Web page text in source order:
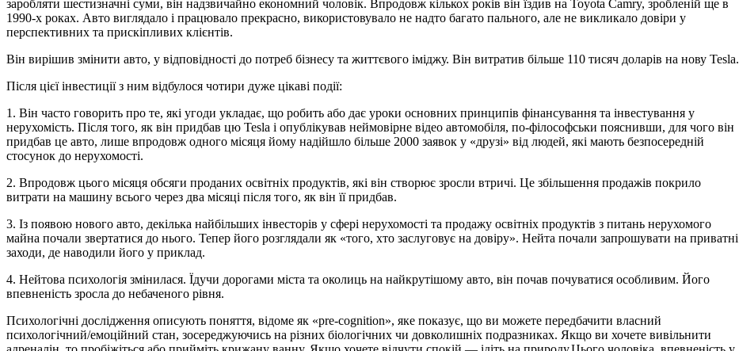
заробляти шестизначні суми, він надзвичайно економний чоловік. Впродовж кількох років він їздив на Toyota Camry, зробленій ще в
1990-х роках. Авто виглядало і працювало прекрасно, використовувало не надто багато пального, але не викликало довіри у
перспективних та прискіпливих клієнтів.
Він вирішив змінити авто, у відповідності до потреб бізнесу та життєвого іміджу. Він витратив більше 110 тисяч доларів на нову Tesla.
Після цієї інвестиції з ним відбулося чотири дуже цікаві події:
1. Він часто говорить про те, які угоди укладає, що робить або дає уроки основних принципів фінансування та інвестування у
нерухомість. Після того, як він придбав цю Tesla і опублікував неймовірне відео автомобіля, по-філософськи пояснивши, для чого він
придбав це авто, лише впродовж одного місяця йому надійшло більше 2000 заявок у «друзі» від людей, які мають безпосередній
стосунок до нерухомості.
2. Впродовж цього місяця обсяги проданих освітніх продуктів, які він створює зросли втричі. Це збільшення продажів покрило
витрати на машину всього через два місяці після того, як він її придбав.
3. Із появою нового авто, декілька найбільших інвесторів у сфері нерухомості та продажу освітніх продуктів з питань нерухомого
майна почали звертатися до нього. Тепер його розглядали як «того, хто заслуговує на довіру». Нейта почали запрошувати на приватні
заходи, де наводили його у приклад.
4. Нейтова психологія змінилася. Їдучи дорогами міста та околиць на найкрутішому авто, він почав почуватися особливим. Його
впевненість зросла до небаченого рівня.
Психологічні дослідження описують поняття, відоме як «pre-cognition», яке показує, що ви можете передбачити власний
психологічний/емоційний стан, зосереджуючись на різних біологічних чи довколишніх подразниках. Якщо ви хочете вивільнити